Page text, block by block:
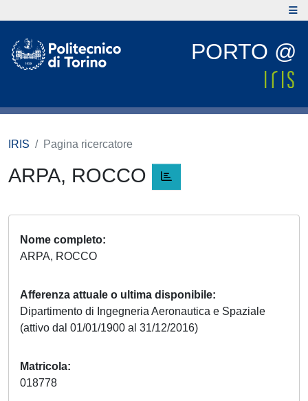
PORTO @
IRIS Pagina ricercatore
ARPA, ROCCO
Nome completo
ARPA, ROCCO
Afferenza attuale o ultima disponibile
Dipartimento di Ingegneria Aeronautica e Spaziale
(attivo dal 01/01/1900 al 31/12/2016)
Matricola
018778